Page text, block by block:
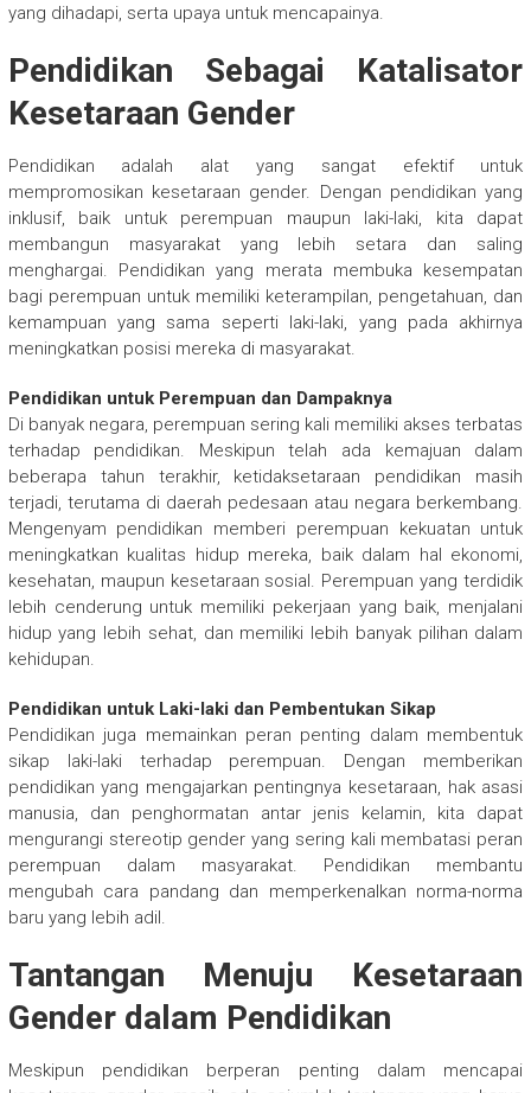
yang dihadapi, serta upaya untuk mencapainya.
Pendidikan Sebagai Katalisator
Kesetaraan Gender
Pendidikan adalah alat yang sangat efektif untuk
mempromosikan kesetaraan gender. Dengan pendidikan yang
inklusif, baik untuk perempuan maupun laki-laki, kita dapat
membangun masyarakat yang lebih setara dan saling
menghargai. Pendidikan yang merata membuka kesempatan
bagi perempuan untuk memiliki keterampilan, pengetahuan, dan
kemampuan yang sama seperti laki-laki, yang pada akhirnya
meningkatkan posisi mereka di masyarakat.
Pendidikan untuk Perempuan dan Dampaknya
Di banyak negara, perempuan sering kali memiliki akses terbatas
terhadap pendidikan. Meskipun telah ada kemajuan dalam
beberapa tahun terakhir, ketidaksetaraan pendidikan masih
terjadi, terutama di daerah pedesaan atau negara berkembang.
Mengenyam pendidikan memberi perempuan kekuatan untuk
meningkatkan kualitas hidup mereka, baik dalam hal ekonomi,
kesehatan, maupun kesetaraan sosial. Perempuan yang terdidik
lebih cenderung untuk memiliki pekerjaan yang baik, menjalani
hidup yang lebih sehat, dan memiliki lebih banyak pilihan dalam
kehidupan.
Pendidikan untuk Laki-laki dan Pembentukan Sikap
Pendidikan juga memainkan peran penting dalam membentuk
sikap laki-laki terhadap perempuan. Dengan memberikan
pendidikan yang mengajarkan pentingnya kesetaraan, hak asasi
manusia, dan penghormatan antar jenis kelamin, kita dapat
mengurangi stereotip gender yang sering kali membatasi peran
perempuan dalam masyarakat. Pendidikan membantu
mengubah cara pandang dan memperkenalkan norma-norma
baru yang lebih adil.
Tantangan Menuju Kesetaraan
Gender dalam Pendidikan
Meskipun pendidikan berperan penting dalam mencapai